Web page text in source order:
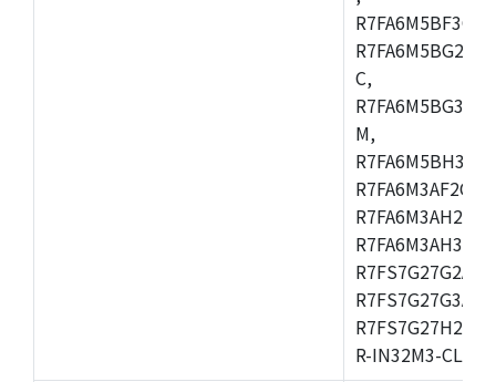
C,
M,
R-IN32M3-CL,R-